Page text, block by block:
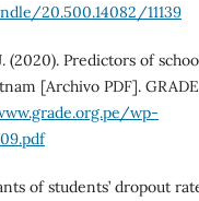
20.500.14082/11139
(2020). Predictors of
[Archivo PDF].
wp-
of students’ dropout